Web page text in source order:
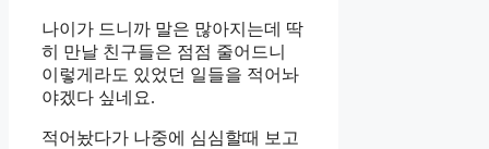
나이가 드니까 말은 많아지는데 딱
히 만날 친구들은 점점 줄어드니
이렇게라도 있었던 일들을 적어놔
야겠다 싶네요.
적어놨다가 나중에 심심할때 보고